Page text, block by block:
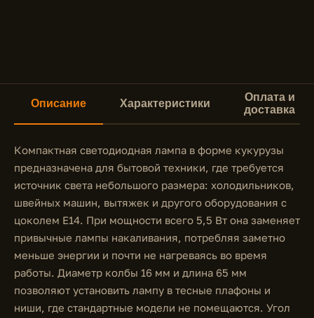
Описание Характеристики
Оплата и
доставка
Компактная светодиодная лампа в форме кукурузы
предназначена для бытовой техники, где требуется
источник света небольшого размера: холодильников,
швейных машин, вытяжек и другого оборудования с
цоколем E14. При мощности всего 5,5 Вт она заменяет
привычные лампы накаливания, потребляя заметно
меньше энергии и почти не нагреваясь во время
работы. Диаметр колбы 16 мм и длина 65 мм
позволяют установить лампу в тесные плафоны и
ниши, где стандартные модели не помещаются. Угол